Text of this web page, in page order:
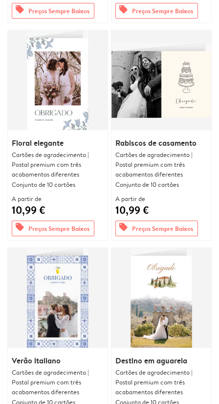
offers Preços Sempre Baixos offers Preços Sempre Baixos
Floral elegante
Cartões de agradecimento |
Postal premium com três
acabamentos diferentes
Conjunto de 10 cartões
A partir de
10,99 €
offers Preços Sempre Baixos
Rabiscos de casamento
Cartões de agradecimento |
Postal premium com três
acabamentos diferentes
Conjunto de 10 cartões
A partir de
10,99 €
offers Preços Sempre Baixos
Verão italiano
Cartões de agradecimento |
Postal premium com três
acabamentos diferentes
Conjunto de 10 cartões
Destino em aguarela
Cartões de agradecimento |
Postal premium com três
acabamentos diferentes
Conjunto de 10 cartões